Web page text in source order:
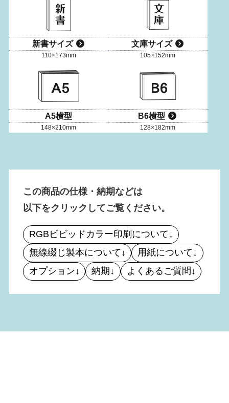
新書サイズ
110×173mm
文庫サイズ
105×152mm
A5横型
148×210mm
B6横型
128×182mm
この商品の仕様・納期などは
以下をクリックしてご覧ください。
RGBビビッドカラー印刷について↓
無線綴じ製本について↓
用紙について↓
オプション↓
納期↓ よくあるご質問↓